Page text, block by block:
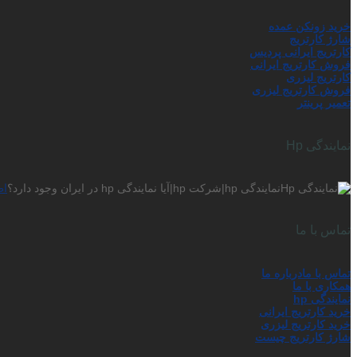
خرید زونکن عمده
شارژ کارتریج
کارتریج ایرانی پردیس
فروش کارتریج ایرانی
کارتریج لیزری
فروش کارتریج لیزری
تعمیر پرینتر
نمایندگی Hp
نمایندگی hp|شرکت hp|آیا نمایندگی hp در ایران وجود دارد؟
تماس با ما
تماس با مادرباره ما
همکاری با ما
نمایندگی hp
خرید کارتریج ایرانی
خرید کارتریج لیزری
شارژ کارتریج چیست